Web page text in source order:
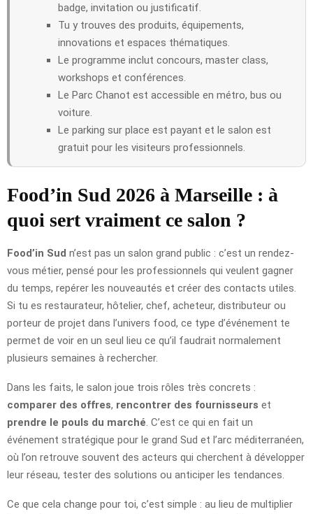
badge, invitation ou justificatif.
Tu y trouves des produits, équipements,
innovations et espaces thématiques.
Le programme inclut concours, master class,
workshops et conférences.
Le Parc Chanot est accessible en métro, bus ou
voiture.
Le parking sur place est payant et le salon est
gratuit pour les visiteurs professionnels.
Food’in Sud 2026 à Marseille : à
quoi sert vraiment ce salon ?
Food’in Sud n’est pas un salon grand public : c’est un rendez-
vous métier, pensé pour les professionnels qui veulent gagner
du temps, repérer les nouveautés et créer des contacts utiles.
Si tu es restaurateur, hôtelier, chef, acheteur, distributeur ou
porteur de projet dans l’univers food, ce type d’événement te
permet de voir en un seul lieu ce qu’il faudrait normalement
plusieurs semaines à rechercher.
Dans les faits, le salon joue trois rôles très concrets :
comparer des offres, rencontrer des fournisseurs et
prendre le pouls du marché . C’est ce qui en fait un
événement stratégique pour le grand Sud et l’arc méditerranéen,
où l’on retrouve souvent des acteurs qui cherchent à développer
leur réseau, tester des solutions ou anticiper les tendances.
Ce que cela change pour toi, c’est simple : au lieu de multiplier